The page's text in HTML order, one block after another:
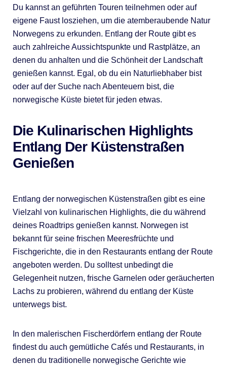
Du kannst an geführten Touren teilnehmen oder auf
eigene Faust losziehen, um die atemberaubende Natur
Norwegens zu erkunden. Entlang der Route gibt es
auch zahlreiche Aussichtspunkte und Rastplätze, an
denen du anhalten und die Schönheit der Landschaft
genießen kannst. Egal, ob du ein Naturliebhaber bist
oder auf der Suche nach Abenteuern bist, die
norwegische Küste bietet für jeden etwas.
Die Kulinarischen Highlights
Entlang Der Küstenstraßen
Genießen
Entlang der norwegischen Küstenstraßen gibt es eine
Vielzahl von kulinarischen Highlights, die du während
deines Roadtrips genießen kannst. Norwegen ist
bekannt für seine frischen Meeresfrüchte und
Fischgerichte, die in den Restaurants entlang der Route
angeboten werden. Du solltest unbedingt die
Gelegenheit nutzen, frische Garnelen oder geräucherten
Lachs zu probieren, während du entlang der Küste
unterwegs bist.
In den malerischen Fischerdörfern entlang der Route
findest du auch gemütliche Cafés und Restaurants, in
denen du traditionelle norwegische Gerichte wie